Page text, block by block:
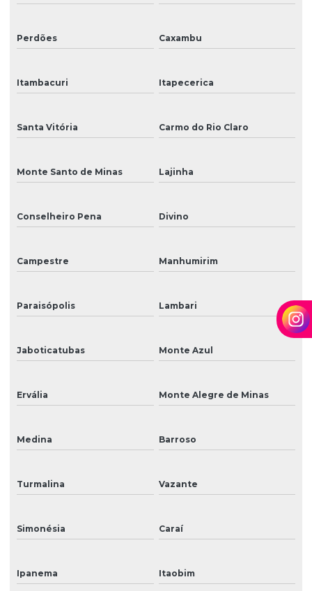
Perdões Caxambu
Itambacuri Itapecerica
Santa Vitória Carmo do Rio Claro
Monte Santo de Minas Lajinha
Conselheiro Pena Divino
Campestre Manhumirim
Paraisópolis Lambari
Jaboticatubas Monte Azul
Ervália Monte Alegre de Minas
Medina Barroso
Turmalina Vazante
Simonésia Caraí
Ipanema Itaobim